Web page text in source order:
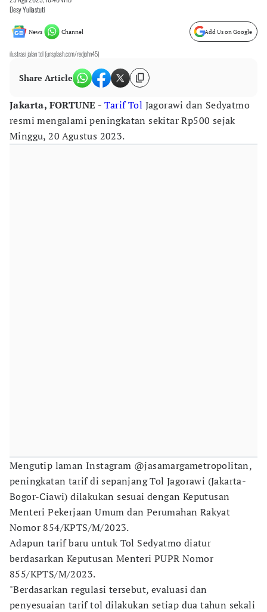
Desy Yuliastuti
News Channel Add Us on Google
ilustrasi jalan tol (unsplash.com/redjohn45)
Share Article
Jakarta, FORTUNE - Tarif Tol Jagorawi dan Sedyatmo
resmi mengalami peningkatan sekitar Rp500 sejak
Minggu, 20 Agustus 2023.
Mengutip laman Instagram @jasamargametropolitan,
peningkatan tarif di sepanjang Tol Jagorawi (Jakarta-
Bogor-Ciawi) dilakukan sesuai dengan Keputusan
Menteri Pekerjaan Umum dan Perumahan Rakyat
Nomor 854/KPTS/M/2023.
Adapun tarif baru untuk Tol Sedyatmo diatur
berdasarkan Keputusan Menteri PUPR Nomor
855/KPTS/M/2023.
"Berdasarkan regulasi tersebut, evaluasi dan
penyesuaian tarif tol dilakukan setiap dua tahun sekali